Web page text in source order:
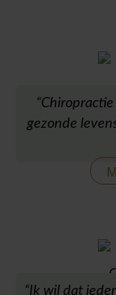
gezonde
“Ik wil dat